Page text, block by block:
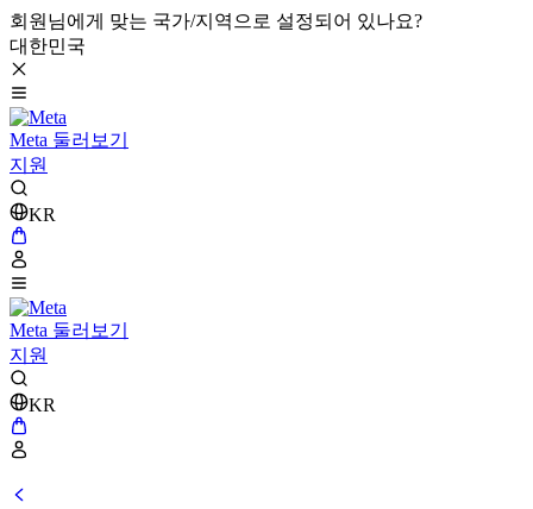
회원님에게 맞는 국가/지역으로 설정되어 있나요?
대한민국
Meta 둘러보기
지원
KR
Meta 둘러보기
지원
KR